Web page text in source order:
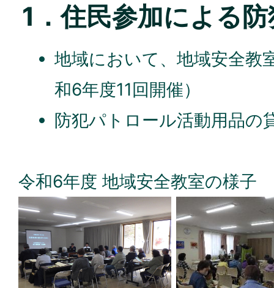
1．住民参加による
地域において、地域安全教
和6年度11回開催）
防犯パトロール活動用品の
令和6年度 地域安全教室の様子